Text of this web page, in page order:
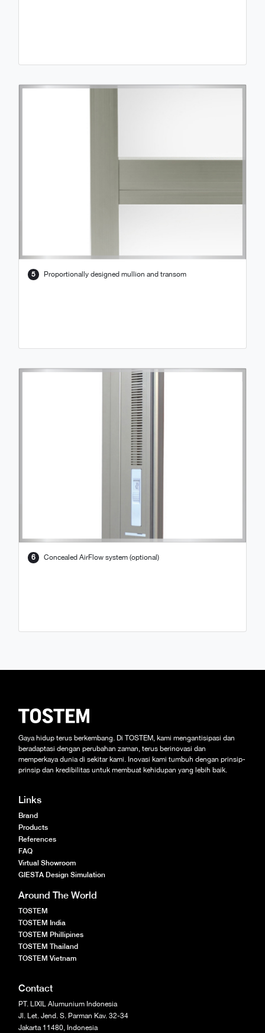
5 Proportionally designed mullion and transom
6 Concealed AirFlow system (optional)
Gaya hidup terus berkembang. Di TOSTEM, kami mengantisipasi dan
beradaptasi dengan perubahan zaman, terus berinovasi dan
memperkaya dunia di sekitar kami. Inovasi kami tumbuh dengan prinsip-
prinsip dan kredibilitas untuk membuat kehidupan yang lebih baik.
Links
Brand
Products
References
FAQ
Virtual Showroom
GIESTA Design Simulation
Around The World
TOSTEM
TOSTEM India
TOSTEM Phillipines
TOSTEM Thailand
TOSTEM Vietnam
Contact
PT. LIXIL Alumunium Indonesia
Jl. Let. Jend. S. Parman Kav. 32-34
Jakarta 11480, Indonesia